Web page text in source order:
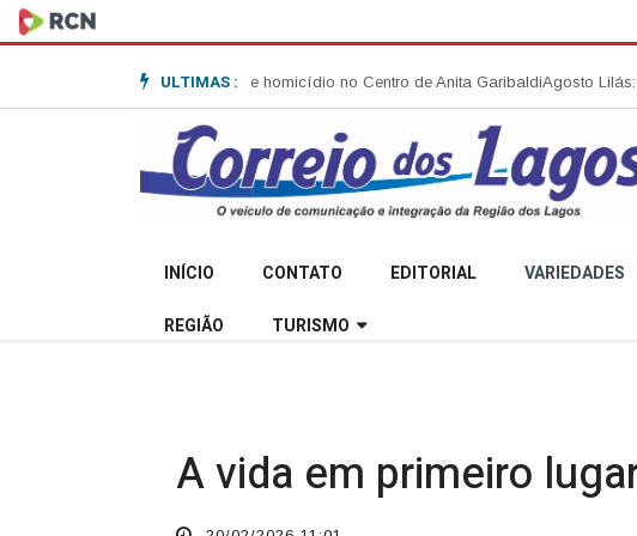
ULTIMAS :
sobre tentativa de homicídio no Centro de Anita GaribaldiAgosto Lilás: Promotor
INÍCIO CONTATO EDITORIAL VARIEDADES
REGIÃO TURISMO
A vida em primeiro